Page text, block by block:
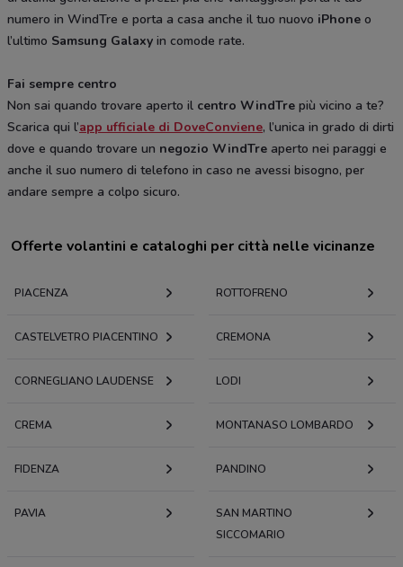
numero in WindTre e porta a casa anche il tuo nuovo iPhone o
l’ultimo Samsung Galaxy in comode rate.
Fai sempre centro
Non sai quando trovare aperto il centro WindTre più vicino a te?
Scarica qui l’app ufficiale di DoveConviene, l’unica in grado di dirti
dove e quando trovare un negozio WindTre aperto nei paraggi e
anche il suo numero di telefono in caso ne avessi bisogno, per
andare sempre a colpo sicuro.
Offerte volantini e cataloghi per città nelle vicinanze
PIACENZA ROTTOFRENO
CASTELVETRO PIACENTINO CREMONA
CORNEGLIANO LAUDENSE LODI
CREMA MONTANASO LOMBARDO
FIDENZA PANDINO
PAVIA
SAN MARTINO
SICCOMARIO